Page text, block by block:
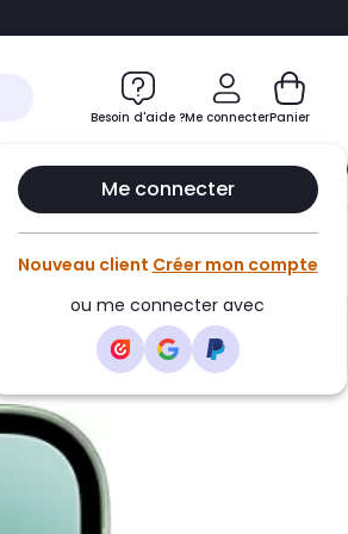
au chatbot
Besoin d'aide ?Me connecter
Me connecter
Nouveau client Créer mon compte
ou me connecter avec
Panier
Le Club Infinity
Ajouter au panier •